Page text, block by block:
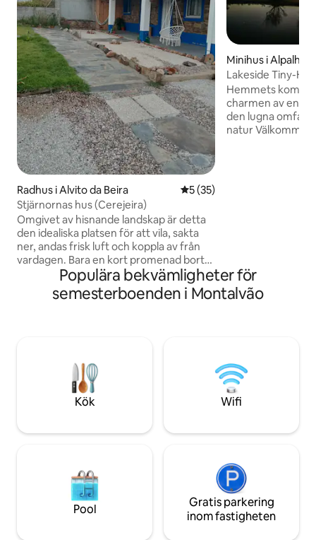
Radhus i Alvito da Beira 5 av 5 i genomsnittligt
5 (35)
Stjärnornas hus (Cerejeira)
Omgivet av hisnande landskap är detta
den idealiska platsen för att vila, sakta
ner, andas frisk luft och koppla av från
vardagen. Bara en kort promenad bort
kan du njuta av en flodstrand med en
flodbadplats och laguner att utforska,
med rent, kristallklart vatten som är
stjärnhimmel som du sällan har sett
tidigare, där stjärnorna verkar vara
precis där, inom räckhåll 💫
Minihus i Alpalhão
Lakeside Tiny-
Hemmets
charmen av en
den lugna
natur Välkommen till vår lilla bit av
Populära bekvämligheter för
semesterboenden i Montalvão
Kök Wifi
Pool
Gratis parkering
inom fastigheten